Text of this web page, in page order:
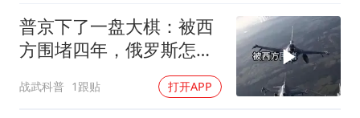
普京下了一盘大棋：被西
方围堵四年，俄罗斯怎么
反倒打出了国运翻盘？
战武科普 1跟贴 打开APP